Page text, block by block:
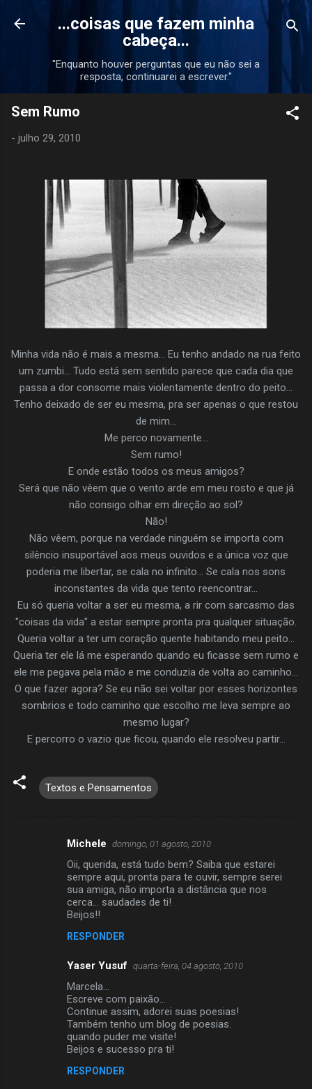
Pular para o conteúdo principal
...coisas que fazem minha
cabeça...
"Enquanto houver perguntas que eu não sei a
resposta, continuarei a escrever."
Sem Rumo
- julho 29, 2010
Minha vida não é mais a mesma... Eu tenho andado na rua feito
um zumbi... Tudo está sem sentido parece que cada dia que
passa a dor consome mais violentamente dentro do peito...
Tenho deixado de ser eu mesma, pra ser apenas o que restou
de mim...
Me perco novamente...
Sem rumo!
E onde estão todos os meus amigos?
Será que não vêem que o vento arde em meu rosto e que já
não consigo olhar em direção ao sol?
Não!
Não vêem, porque na verdade ninguém se importa com
silêncio insuportável aos meus ouvidos e a única voz que
poderia me libertar, se cala no infinito... Se cala nos sons
inconstantes da vida que tento reencontrar...
Eu só queria voltar a ser eu mesma, a rir com sarcasmo das
"coisas da vida" a estar sempre pronta pra qualquer situação.
Queria voltar a ter um coração quente habitando meu peito...
Queria ter ele lá me esperando quando eu ficasse sem rumo e
ele me pegava pela mão e me conduzia de volta ao caminho...
O que fazer agora? Se eu não sei voltar por esses horizontes
sombrios e todo caminho que escolho me leva sempre ao
mesmo lugar?
E percorro o vazio que ficou, quando ele resolveu partir...
Textos e Pensamentos
Michele domingo, 01 agosto, 2010
Oii, querida, está tudo bem? Saiba que estarei
sempre aqui, pronta para te ouvir, sempre serei
sua amiga, não importa a distância que nos
cerca... saudades de ti!
Beijos!!
RESPONDER
Yaser Yusuf quarta-feira, 04 agosto, 2010
Marcela...
Escreve com paixão...
Continue assim, adorei suas poesias!
Também tenho um blog de poesias.
quando puder me visite!
Beijos e sucesso pra ti!
RESPONDER